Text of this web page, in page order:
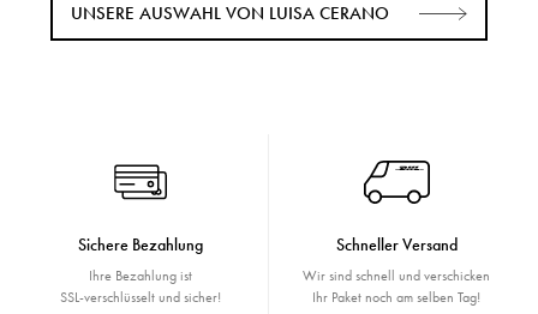
UNSERE AUSWAHL VON LUISA CERANO
Sichere Bezahlung
Ihre Bezahlung ist
SSL-verschlüsselt und sicher!
Schneller Versand
Wir sind schnell und verschicken
Ihr Paket noch am selben Tag!